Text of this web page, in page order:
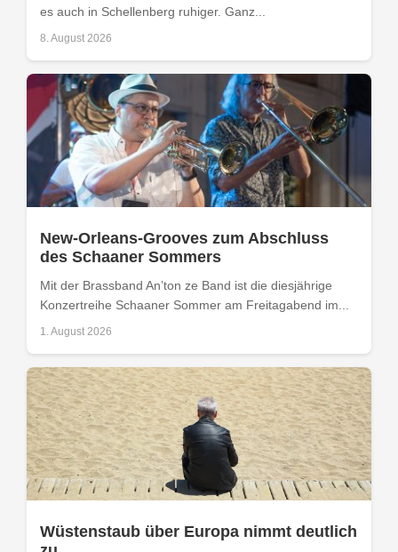
es auch in Schellenberg ruhiger. Ganz...
8. August 2026
New-Orleans-Grooves zum Abschluss
des Schaaner Sommers
Mit der Brassband An’ton ze Band ist die diesjährige
Konzertreihe Schaaner Sommer am Freitagabend im...
1. August 2026
Wüstenstaub über Europa nimmt deutlich